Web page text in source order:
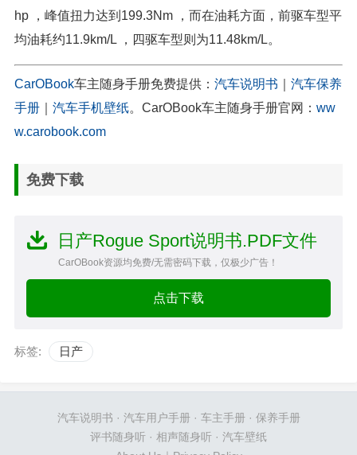
hp ，峰值扭力达到199.3Nm ，而在油耗方面，前驱车型平
均油耗约11.9km/L ，四驱车型则为11.48km/L。
CarOBook车主随身手册免费提供： 汽车说明书
汽车保养
手册
汽车手机壁纸。CarOBook车主随身手册官网： ww
w.carobook.com
免费下载
日产Rogue Sport说明书.PDF文件
CarOBook资源均免费/无需密码下载，仅极少广告！
点击下载
标签: 日产
汽车说明书 · 汽车用户手册· 车主手册· 保养手册
评书随身听 · 相声随身听 · 汽车壁纸